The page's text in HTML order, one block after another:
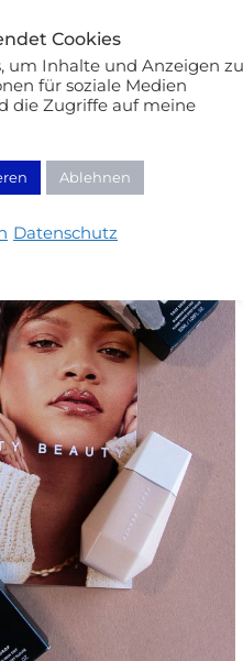
Cookies
um Inhalte und Anzeigen zu
für soziale Medien
die Zugriffe auf meine
Ablehnen
Datenschutz